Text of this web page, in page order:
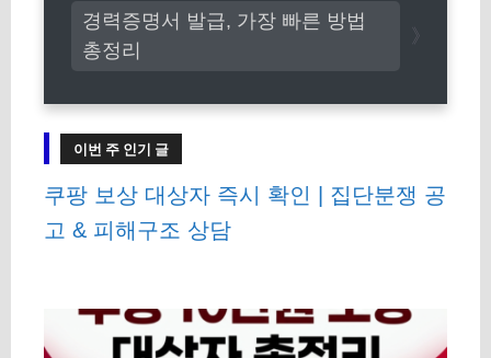
경력증명서 발급, 가장 빠른 방법
총정리
이번 주 인기 글
쿠팡 보상 대상자 즉시 확인 | 집단분쟁 공
고 & 피해구조 상담